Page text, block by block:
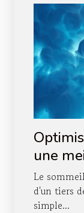
une
Le
d'un tiers
simple...